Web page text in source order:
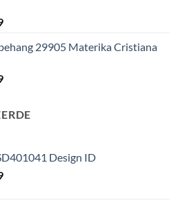
Huidige
is:
29905 Materika Cristiana
Huidige
€ 9,99.
Design ID
Huidige